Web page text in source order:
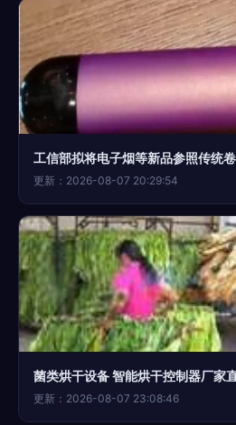
更新：2026-08-07 20:29:54
更新：2026-08-07 23:08:46